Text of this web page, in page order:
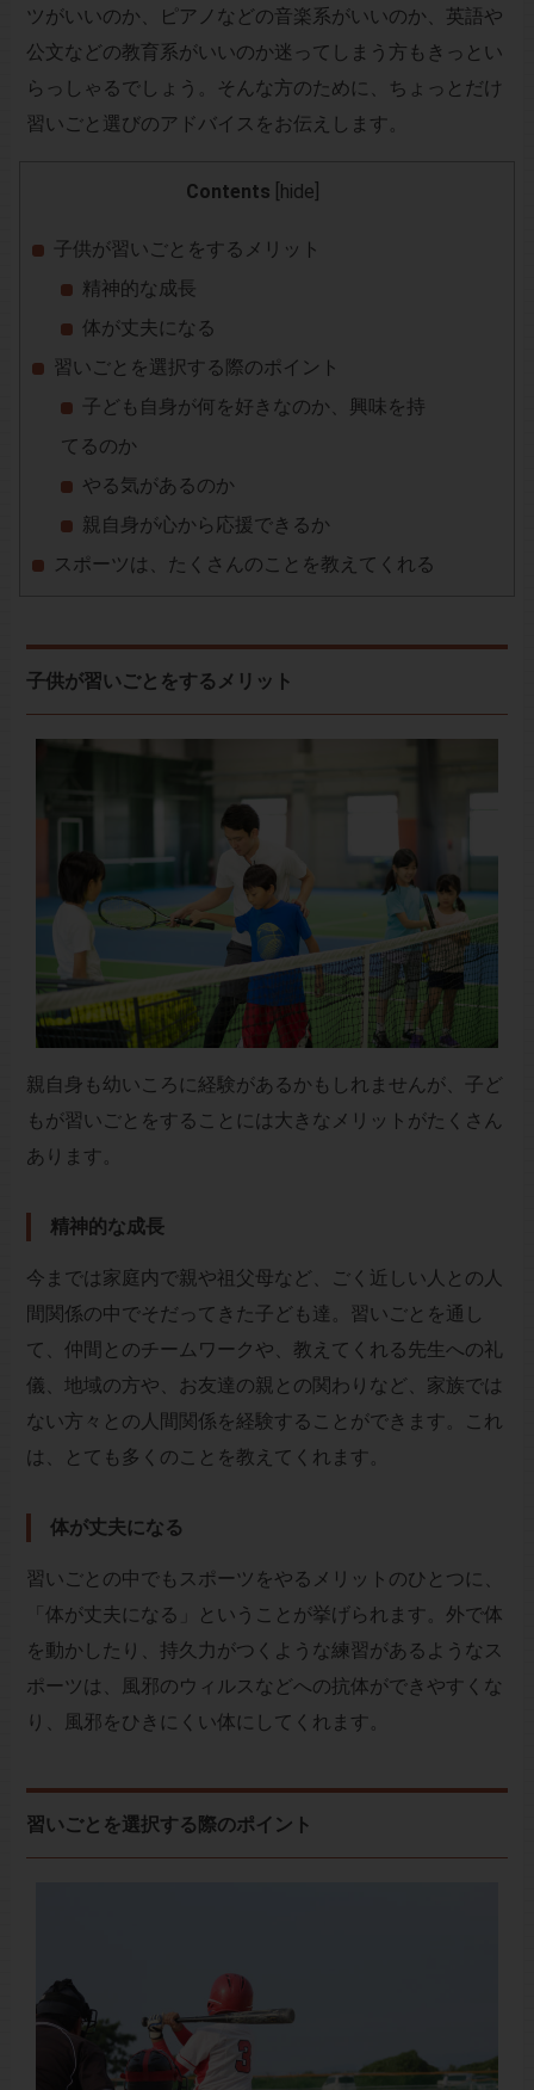
ツがいいのか、ピアノなどの音楽系がいいのか、英語や
公文などの教育系がいいのか迷ってしまう方もきっとい
らっしゃるでしょう。そんな方のために、ちょっとだけ
習いごと選びのアドバイスをお伝えします。
Contents hide
子供が習いごとをするメリット
精神的な成長
体が丈夫になる
習いごとを選択する際のポイント
子ども自身が何を好きなのか、興味を持
てるのか
やる気があるのか
親自身が心から応援できるか
スポーツは、たくさんのことを教えてくれる
子供が習いごとをするメリット
親自身も幼いころに経験があるかもしれませんが、子ど
もが習いごとをすることには大きなメリットがたくさん
あります。
精神的な成長
今までは家庭内で親や祖父母など、ごく近しい人との人
間関係の中でそだってきた子ども達。習いごとを通し
て、仲間とのチームワークや、教えてくれる先生への礼
儀、地域の方や、お友達の親との関わりなど、家族では
ない方々との人間関係を経験することができます。これ
は、とても多くのことを教えてくれます。
体が丈夫になる
習いごとの中でもスポーツをやるメリットのひとつに、
「体が丈夫になる」ということが挙げられます。外で体
を動かしたり、持久力がつくような練習があるようなス
ポーツは、風邪のウィルスなどへの抗体ができやすくな
り、風邪をひきにくい体にしてくれます。
習いごとを選択する際のポイント